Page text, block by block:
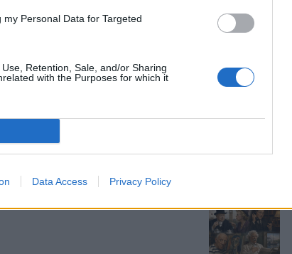
Personal Data for Targeted
Retention, Sale, and/or Sharing
with the Purposes for which it
Data Access Privacy Policy